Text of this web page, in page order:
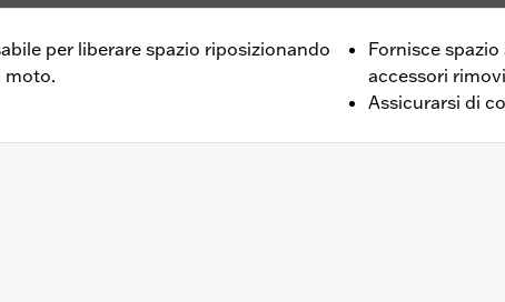
per liberare spazio riposizionando
moto.
Fornisce
accessori
Assicurarsi di